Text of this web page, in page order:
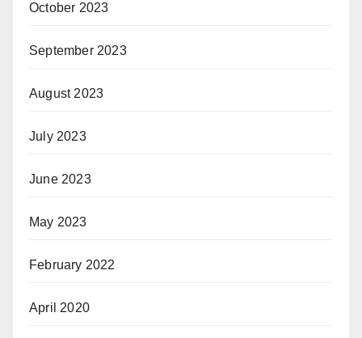
October 2023
September 2023
August 2023
July 2023
June 2023
May 2023
February 2022
April 2020